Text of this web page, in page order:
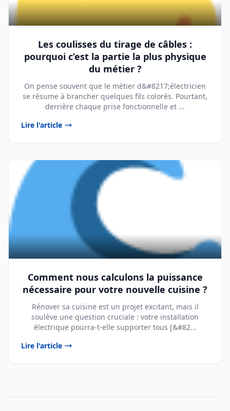
Les coulisses du tirage de câbles :
pourquoi c’est la partie la plus physique
du métier ?
On pense souvent que le métier d&#8217;électricien
se résume à brancher quelques fils colorés. Pourtant,
derrière chaque prise fonctionnelle et ...
Lire l'article
Comment nous calculons la puissance
nécessaire pour votre nouvelle cuisine ?
Rénover sa cuisine est un projet excitant, mais il
soulève une question cruciale : votre installation
électrique pourra-t-elle supporter tous [&#82...
Lire l'article